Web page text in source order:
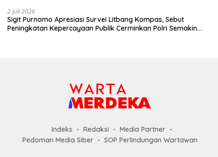
2 Juli 2026
Sigit Purnomo Apresiasi Survei Litbang Kompas, Sebut
Peningkatan Kepercayaan Publik Cerminkan Polri Semakin
Indeks Redaksi
Media Partner
Pedoman Media Siber
SOP Perlindungan Wartawan